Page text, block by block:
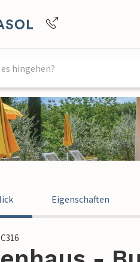
+4940688715475
Eigenschaften